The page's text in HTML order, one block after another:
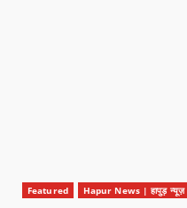
Featured Hapur News | हापुड़ न्यूज़